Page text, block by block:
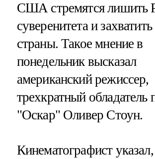
США стремятся лишить
суверенитета и
страны. Такое мнение в
понедельник высказал
американский режиссер,
трехкратный обладатель
"Оскар" Оливер Стоун.
Кинематографист